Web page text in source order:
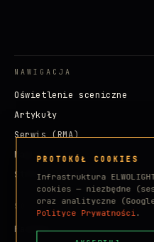
NAWIGACJA
Oświetlenie sceniczne
Artykuły
Serwis (RMA)
Marki
Strefa klienta
SOCIALE
Facebook
PROTOKÓŁ COOKIES
Infrastruktura
cookies — niezbędne
oraz analityczne
Polityce Prywatności.